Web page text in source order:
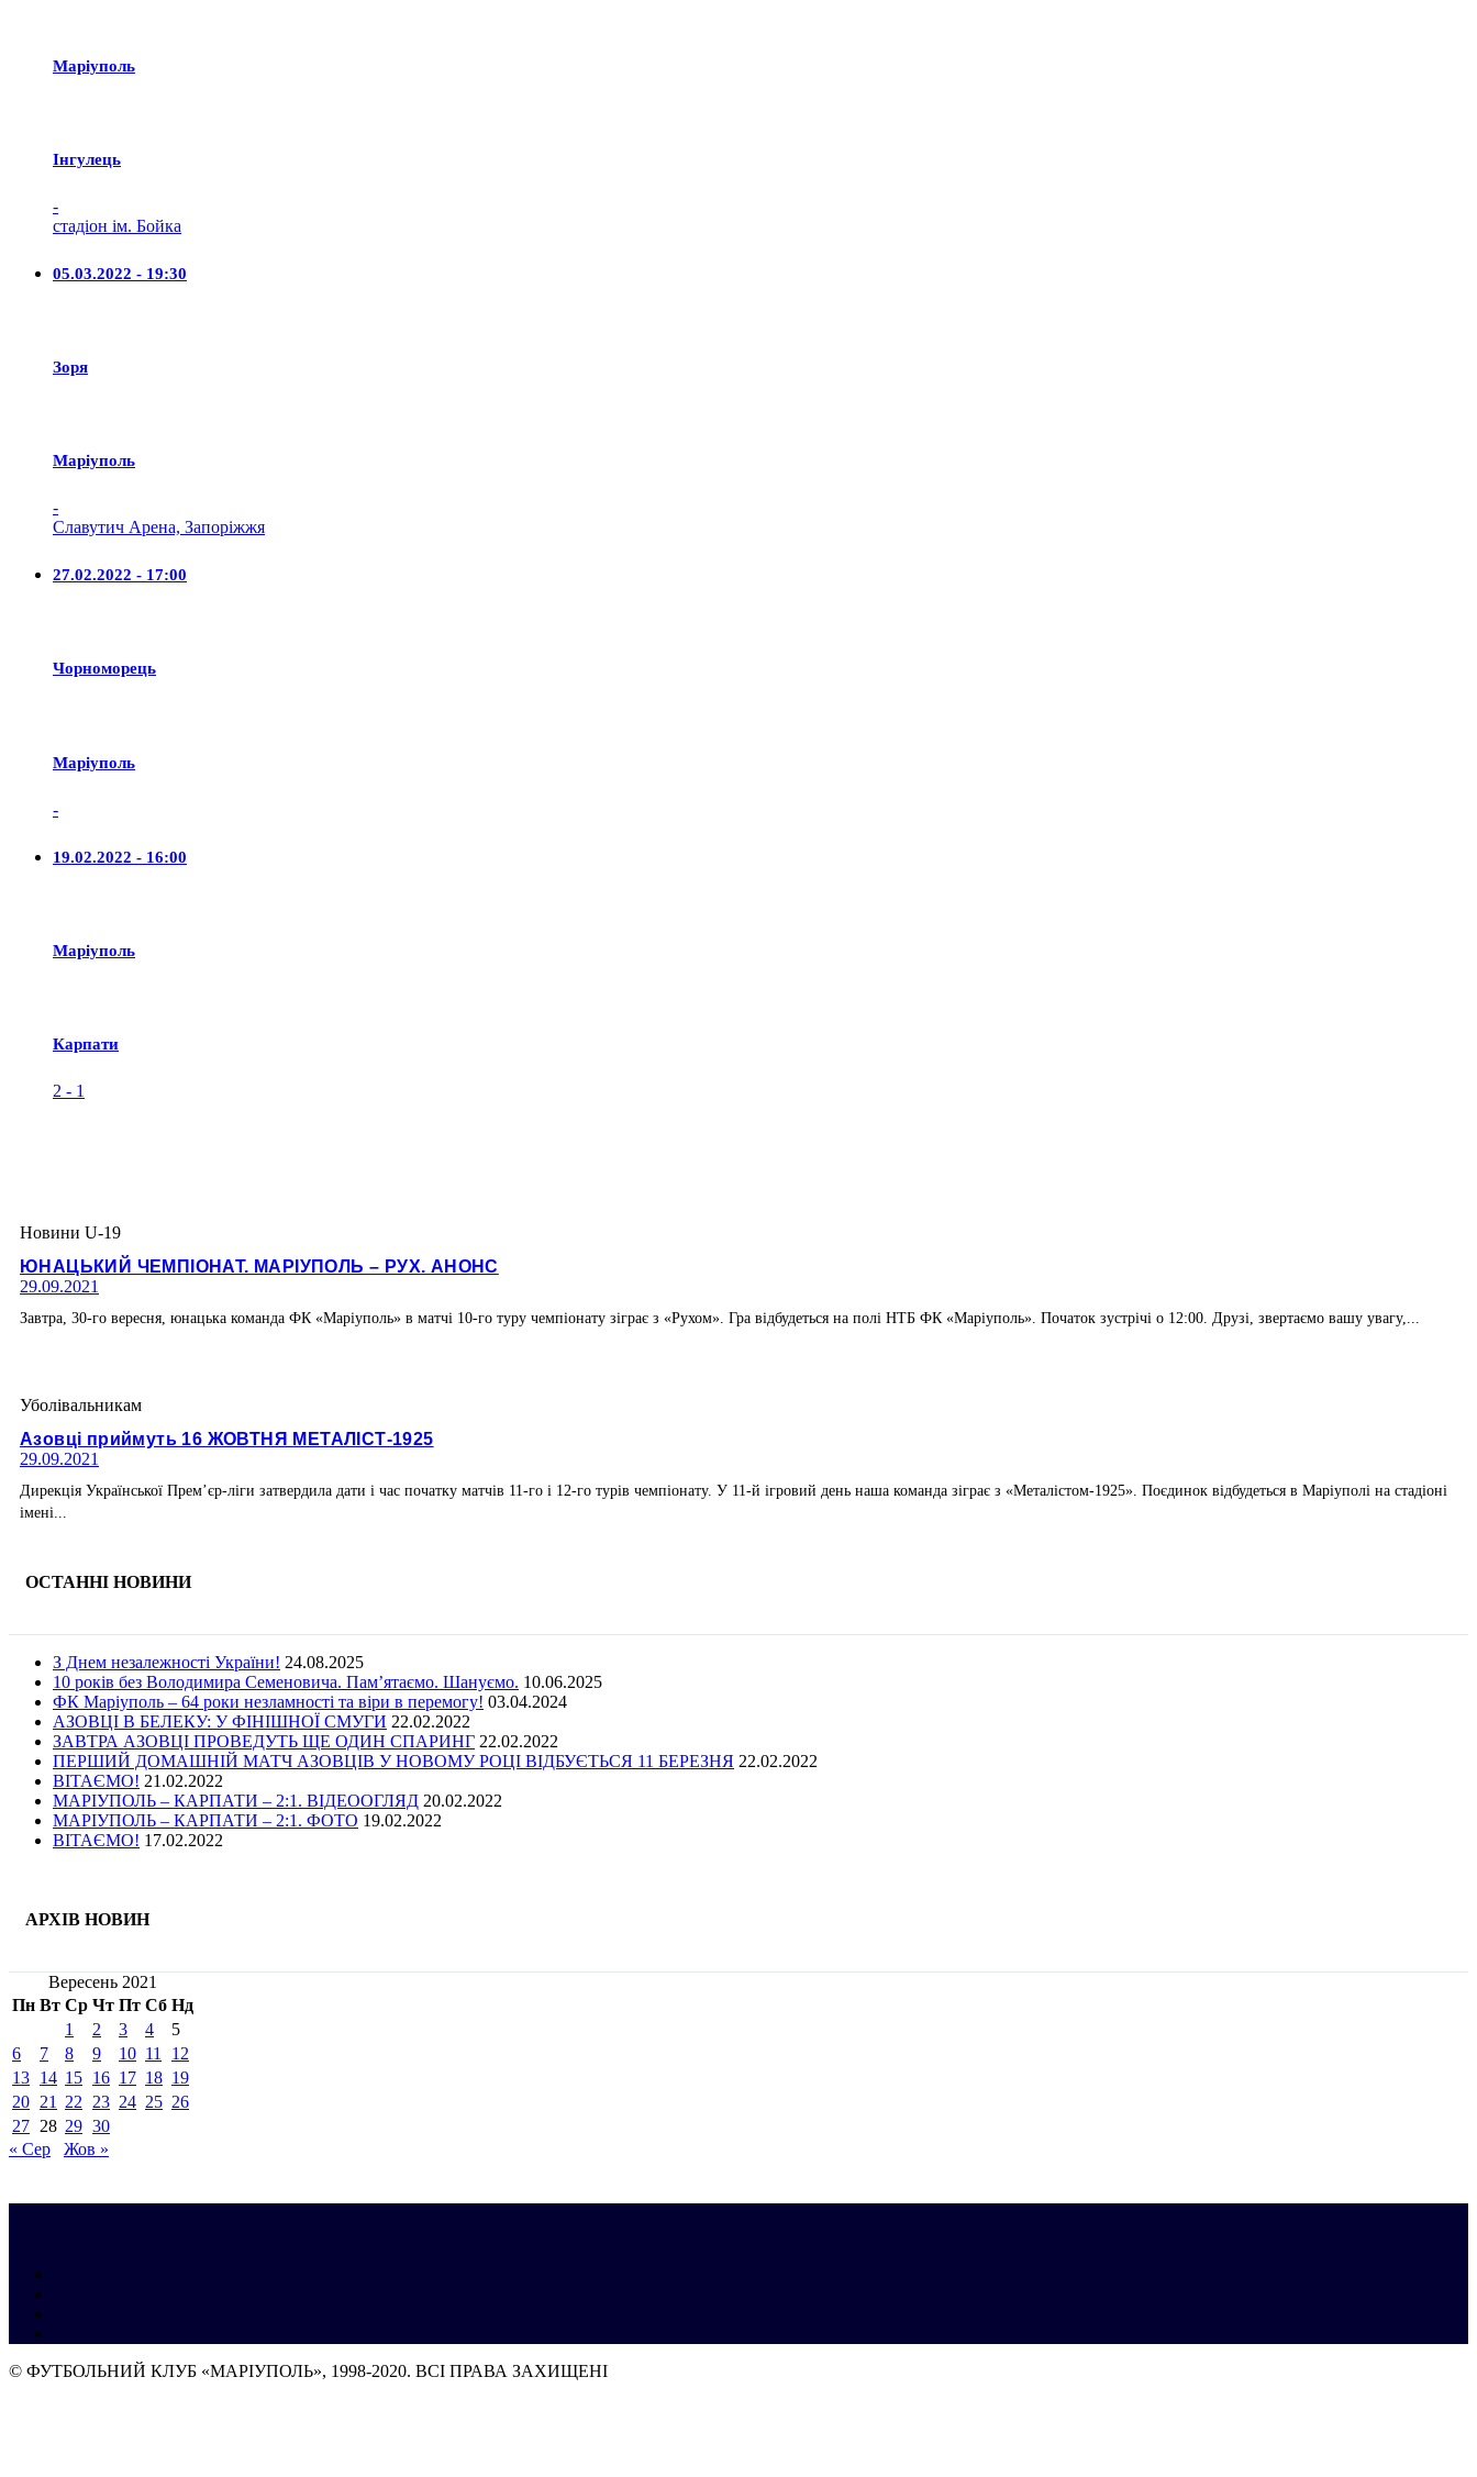
Маріуполь
Iнгулець
-
стадіон ім. Бойка
05.03.2022 - 19:30
Зоря
Маріуполь
-
Славутич Арена, Запоріжжя
27.02.2022 - 17:00
Чорноморець
Маріуполь
-
19.02.2022 - 16:00
Маріуполь
Карпати
2 - 1
Новини U-19
ЮНАЦЬКИЙ ЧЕМПІОНАТ. МАРІУПОЛЬ – РУХ. АНОНС
29.09.2021
Завтра, 30-го вересня, юнацька команда ФК «Маріуполь» в матчі 10-го туру чемпіонату зіграє з «Рухом». Гра відбудеться на полі НТБ ФК «Маріуполь». Початок зустрічі о 12:00. Друзі, звертаємо вашу увагу,...
Уболівальникам
Азовці приймуть 16 ЖОВТНЯ МЕТАЛІСТ-1925
29.09.2021
Дирекція Української Прем’єр-ліги затвердила дати і час початку матчів 11-го і 12-го турів чемпіонату. У 11-й ігровий день наша команда зіграє з «Металістом-1925». Поєдинок відбудеться в Маріуполі на стадіоні
імені...
ОСТАННІ НОВИНИ
З Днем незалежності України! 24.08.2025
10 років без Володимира Семеновича. Пам’ятаємо. Шануємо. 10.06.2025
ФК Маріуполь – 64 роки незламності та віри в перемогу! 03.04.2024
АЗОВЦІ В БЕЛЕКУ: У ФІНІШНОЇ СМУГИ 22.02.2022
ЗАВТРА АЗОВЦІ ПРОВЕДУТЬ ЩЕ ОДИН СПАРИНГ 22.02.2022
ПЕРШИЙ ДОМАШНІЙ МАТЧ АЗОВЦІВ У НОВОМУ РОЦІ ВІДБУЄТЬСЯ 11 БЕРЕЗНЯ 22.02.2022
ВІТАЄМО! 21.02.2022
МАРІУПОЛЬ – КАРПАТИ – 2:1. ВІДЕООГЛЯД 20.02.2022
МАРІУПОЛЬ – КАРПАТИ – 2:1. ФОТО 19.02.2022
ВІТАЄМО! 17.02.2022
АРХІВ НОВИН
Вересень 2021
Пн Вт Ср Чт Пт Сб Нд
1
2 3 4
5
6
7 8 9 10 11
12
13 14 15 16 17 18 19
20 21 22 23 24 25 26
27 28 29 30
« Сер
Жов »
© ФУТБОЛЬНИЙ КЛУБ «МАРІУПОЛЬ», 1998-2020. ВСІ ПРАВА ЗАХИЩЕНІ